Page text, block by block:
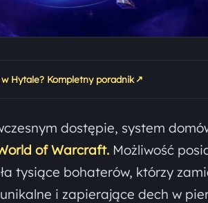
Hytale? Kompletny poradnik ↗
dostępie, system
of Warcraft. Możliwość
tysiące bohaterów, którzy
i zapierające dech w